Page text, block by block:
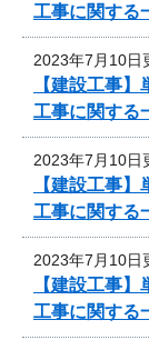
工事に関する
2023年7月10日
【建設工事
工事に関する
2023年7月10日
【建設工事
工事に関する
2023年7月10日
【建設工事
工事に関する